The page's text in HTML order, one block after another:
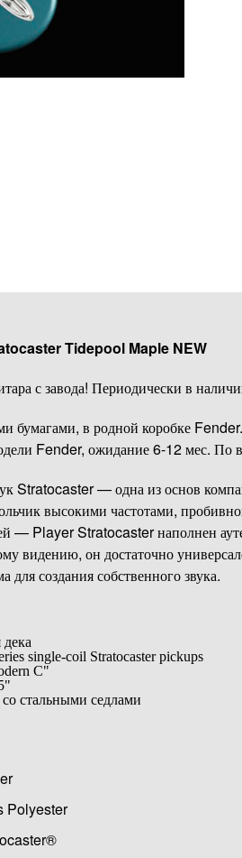
Tidepool Maple NEW
с завода! Периодически в
бумагами, в родной коробке
Fender, ожидание 6-12 мес. По
Stratocaster — одна из основ
высокими частотами,
— Player Stratocaster наполнен
видению, он достаточно
для создания собственного звука.
дека
single-coil Stratocaster pickups
C"
стальными седлами
Polyester